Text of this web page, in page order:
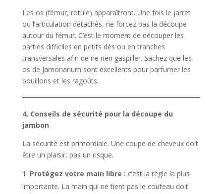
Les os (fémur, rotule) apparaîtront. Une fois le jarret
ou l’articulation détachés, ne forcez pas la découpe
autour du fémur. C’est le moment de découper les
parties difficiles en petits dés ou en tranches
transversales afin de ne rien gaspiller. Sachez que les
os de Jamonarium sont excellents pour parfumer les
bouillons et les ragoûts.
4. Conseils de sécurité pour la découpe du
jambon
La sécurité est primordiale. Une coupe de cheveux doit
être un plaisir, pas un risque.
Protégez votre main libre : c’est la règle la plus
importante. La main qui ne tient pas le couteau doit